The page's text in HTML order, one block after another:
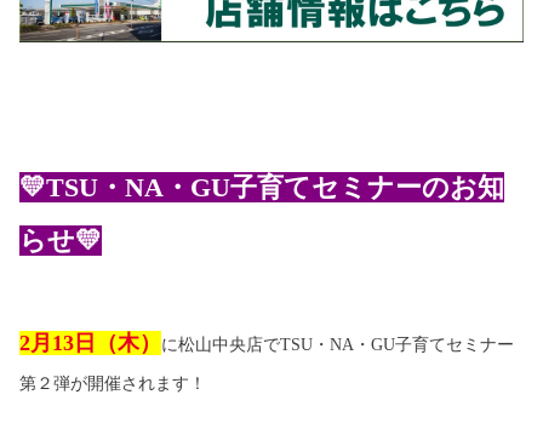
💛TSU・NA・GU子育てセミナーのお知
らせ💛
2月 13 日（木） に松山中央店でTSU・NA・GU子育てセミナー
第２弾が開催されます！